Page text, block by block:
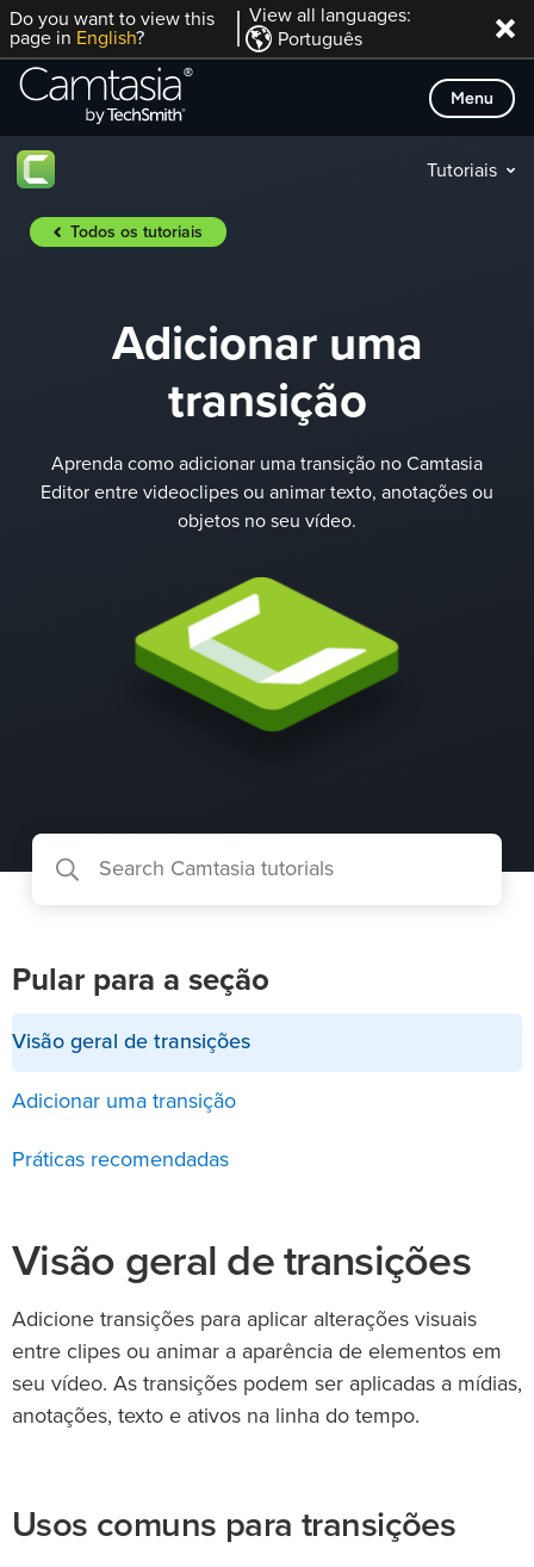
Skip
to
content
Do you want to view this
page in English?
View all languages:
Português
Menu
Tutoriais
Todos os tutoriais
Adicionar uma
transição
Aprenda como adicionar uma transição no Camtasia
Editor entre videoclipes ou animar texto, anotações ou
objetos no seu vídeo.
Visão geral de transições
Adicione transições para aplicar alterações visuais
entre clipes ou animar a aparência de elementos em
seu vídeo. As transições podem ser aplicadas a mídias,
anotações, texto e ativos na linha do tempo.
Usos comuns para transições
Pular para a seção
Visão geral de transições
Adicionar uma transição
Práticas recomendadas